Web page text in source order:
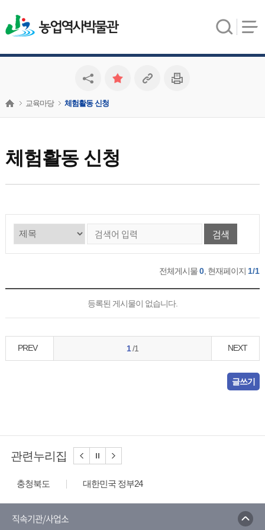
농업역사박물관
체험활동 신청
교육마당 체험활동 신청
검색
전체게시물0 , 현재페이지 1/1
등록된 게시물이 없습니다.
PREV 1/1 NEXT
글쓰기
관련누리집
충청북도
대한민국 정부24
중원대학교
직속기관/사업소